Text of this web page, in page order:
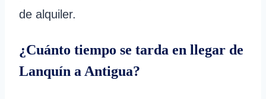
de alquiler.
¿Cuánto tiempo se tarda en llegar de
Lanquín a Antigua?